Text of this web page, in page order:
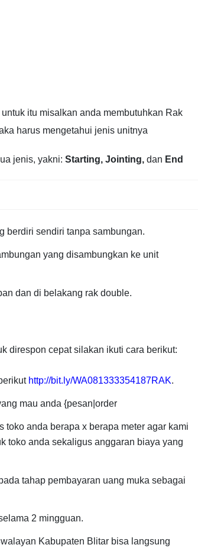
itu misalkan anda membutuhkan Rak
harus mengetahui jenis unitnya
jenis, yakni: Starting, Jointing, dan End
berdiri sendiri tanpa sambungan.
yang disambungkan ke unit
dan di belakang rak double.
direspon cepat silakan ikuti cara berikut:
http://bit.ly/WA081333354187RAK.
mau anda {pesan|order
anda berapa x berapa meter agar kami
toko anda sekaligus anggaran biaya yang
tahap pembayaran uang muka sebagai
2 mingguan.
Kabupaten Blitar bisa langsung